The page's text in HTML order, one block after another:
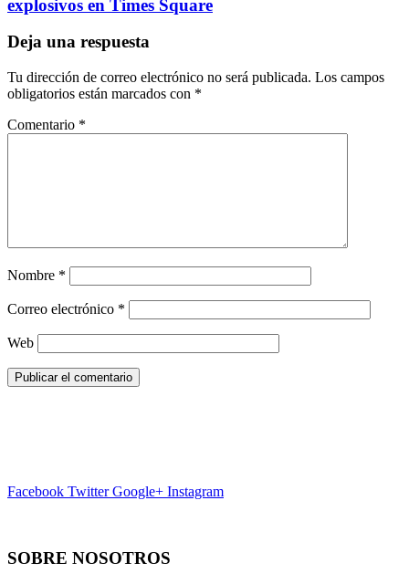
explosivos en Times Square
Deja una respuesta
Tu dirección de correo electrónico no será publicada. Los campos
obligatorios están marcados con *
Comentario *
Nombre *
Correo electrónico *
Web
Facebook Twitter Google+ Instagram
SOBRE NOSOTROS